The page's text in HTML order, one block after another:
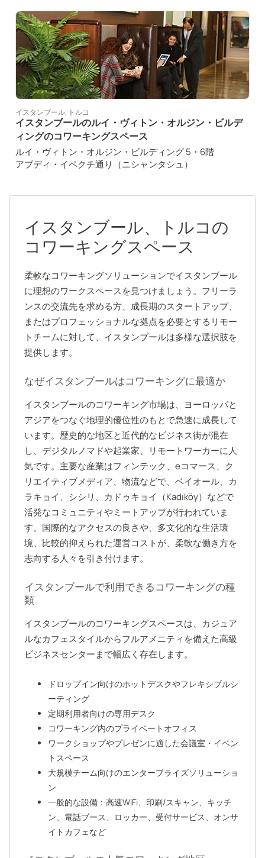
イスタンブール, トルコ
イスタンブールのルイ・ヴィトン・オルジン・ビルデ
ィングのコワーキングスペース
ルイ・ヴィトン・オルジン・ビルディング 5・6階
アブディ・イペクチ通り（ニシャンタシュ）
イスタンブール、トルコの
コワーキングスペース
柔軟なコワーキングソリューションでイスタンブール
に理想のワークスペースを見つけましょう。フリーラ
ンスの交流先を求める方、成長期のスタートアップ、
またはプロフェッショナルな拠点を必要とするリモー
トチームに対して、イスタンブールは多様な選択肢を
提供します。
なぜイスタンブールはコワーキングに最適か
イスタンブールのコワーキング市場は、ヨーロッパと
アジアをつなぐ地理的優位性のもとで急速に成長して
います。歴史的な地区と近代的なビジネス街が混在
し、デジタルノマドや起業家、リモートワーカーに人
気です。主要な産業はフィンテック、eコマース、ク
リエイティブメディア、物流などで、ベイオール、カ
ラキョイ、シシリ、カドゥキョイ（Kadıköy）などで
活発なコミュニティやミートアップが行われていま
す。国際的なアクセスの良さや、多文化的な生活環
境、比較的抑えられた運営コストが、柔軟な働き方を
志向する人々を引き付けます。
イスタンブールで利用できるコワーキングの種
類
イスタンブールのコワーキングスペースは、カジュア
ルなカフェスタイルからフルアメニティを備えた高級
ビジネスセンターまで幅広く存在します。
ドロップイン向けのホットデスクやフレキシブルシ
ーティング
定期利用者向けの専用デスク
コワーキング内のプライベートオフィス
ワークショップやプレゼンに適した会議室・イベン
トスペース
大規模チーム向けのエンタープライズソリューショ
ン
一般的な設備：高速WiFi、印刷/スキャン、キッチ
ン、電話ブース、ロッカー、受付サービス、オンサ
イトカフェなど